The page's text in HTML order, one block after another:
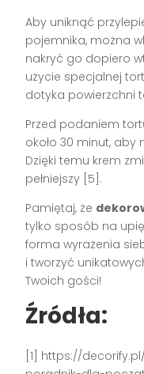
Aby uniknąć
pojemnika, można
nakryć go dopiero
użycie specjalnej
dotyka powierzchni
Przed podaniem
około 30 minut, aby
Dzięki temu krem
pełniejszy [5].
Pamiętaj, że
tylko sposób na
forma wyrażenia
i tworzyć
Twoich gości!
Źródła:
[1] https://